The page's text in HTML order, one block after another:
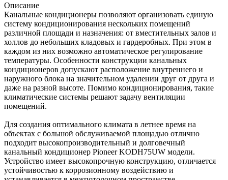
Описание
Канальные кондиционеры позволяют организовать единую
систему кондиционирования нескольких помещений
различной площади и назначения: от вместительных залов и
холлов до небольших кладовых и гардеробных. При этом в
каждом из них возможно автоматическое регулирование
температуры. Особенности конструкции канальных
кондиционеров допускают расположение внутреннего и
наружного блока на значительном удалении друг от друга и
даже на разной высоте. Помимо кондиционирования, такие
климатические системы решают задачу вентиляции
помещений.
Для создания оптимального климата в летнее время на
объектах с большой обслуживаемой площадью отлично
подходит высокопроизводительный и долговечный
канальный кондиционер Pioneer KODH75UW модели.
Устройство имеет высокопрочную конструкцию, отличается
устойчивостью к коррозионному воздействию и